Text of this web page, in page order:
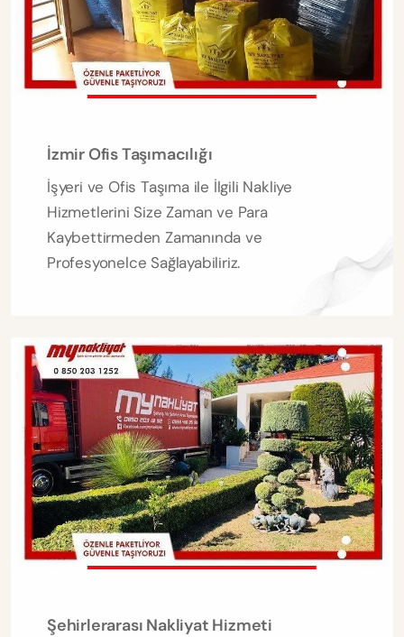
İzmir Ofis Taşımacılığı
İşyeri ve Ofis Taşıma ile İlgili Nakliye
Hizmetlerini Size Zaman ve Para
Kaybettirmeden Zamanında ve
Profesyonelce Sağlayabiliriz.
Şehirlerarası Nakliyat Hizmeti